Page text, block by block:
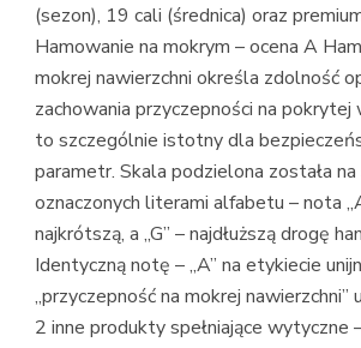
(sezon), 19 cali (średnica) oraz
Hamowanie na mokrym – ocena A
mokrej nawierzchni określa zdolność
zachowania przyczepności na pokrytej
to szczególnie istotny dla
parametr. Skala podzielona została
oznaczonych literami alfabetu – nota
najkrótszą, a „G” – najdłuższą drogę
Identyczną notę – „A” na etykiecie
„przyczepność na mokrej nawierzchni”
2 inne produkty spełniające wytyczne